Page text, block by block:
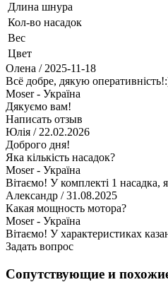
Длина шнура
Кол-во насадок
Вес
Цвет
Олена / 2025-11-18
Всё добре, дякую
Moser - Україна
Дякуємо вам!
Написать отзыв
Юлія / 22.02.2026
Доброго дня!
Яка кількість насадок?
Moser - Україна
Вітаємо! У комплекті 1 насадка,
Александр / 31.08.2025
Какая мощность мотора?
Moser - Україна
Вітаємо! У характеристиках
Задать вопрос
Сопутствующие и